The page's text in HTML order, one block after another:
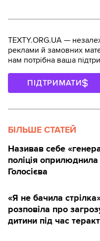
TEXTY.ORG.UA —
реклами й замовних
нам потрібна ваша
ПІДТРИМАТИ
БІЛЬШЕ СТАТЕЙ
Називав себе
поліція оприлюднила
Голосієва
«Я не бачила
розповіла про
дитини під час